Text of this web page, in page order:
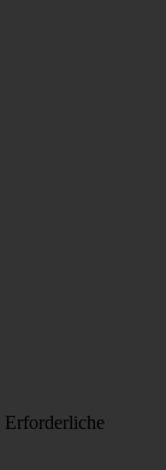
Erforderliche